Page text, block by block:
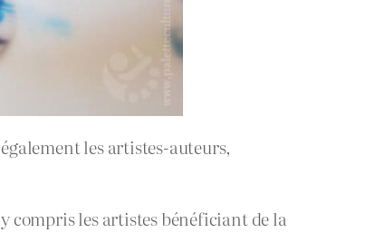
les artistes-auteurs,
compris les artistes bénéficiant de la